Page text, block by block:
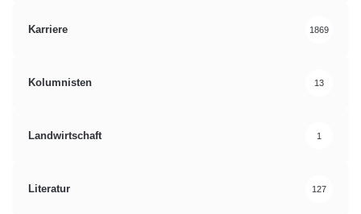
Karriere 1869
Kolumnisten 13
Landwirtschaft 1
Literatur 127